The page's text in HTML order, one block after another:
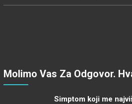
Molimo Vas Za Odgovor.
Simptom koji me